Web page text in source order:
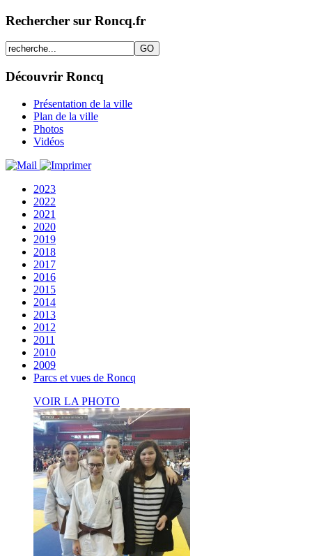
Rechercher sur Roncq.fr
Découvrir Roncq
Présentation de la ville
Plan de la ville
Photos
Vidéos
2023
2022
2021
2020
2019
2018
2017
2016
2015
2014
2013
2012
2011
2010
2009
Parcs et vues de Roncq
VOIR LA PHOTO